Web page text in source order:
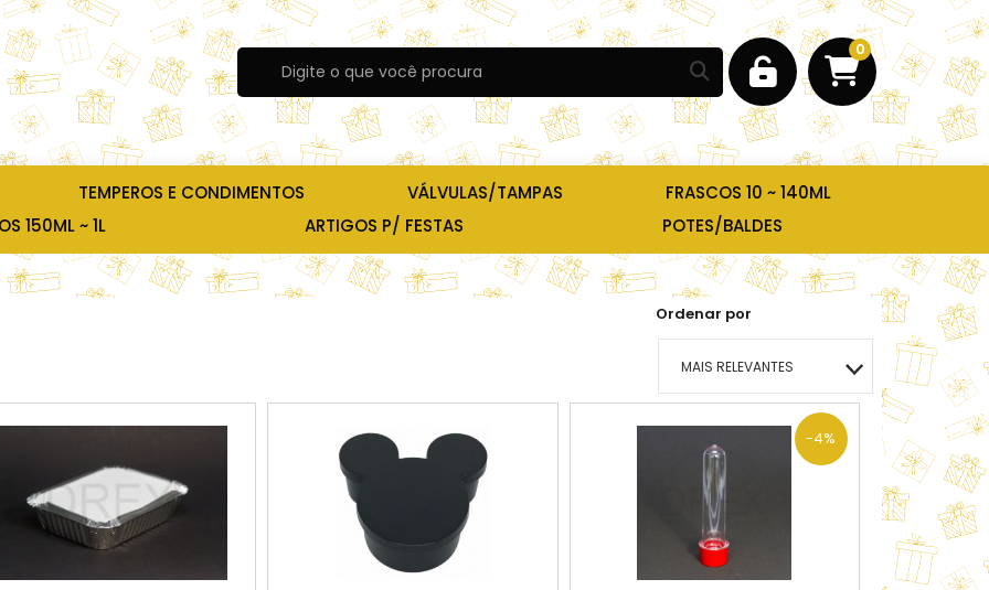
0
TEMPEROS E CONDIMENTOS VÁLVULAS/TAMPAS
FRASCOS 10 ~ 140ML
150ML ~ 1L
ARTIGOS P/ FESTAS POTES/BALDES
Ordenar por
MAIS RELEVANTES
MAIS VENDIDOS
MENOR PREÇO
MAIOR PREÇO
-4%